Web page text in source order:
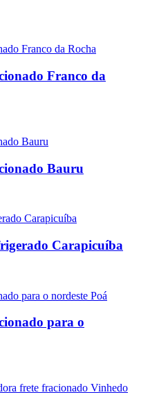
Franco da
Bauru
Carapicuíba
para o